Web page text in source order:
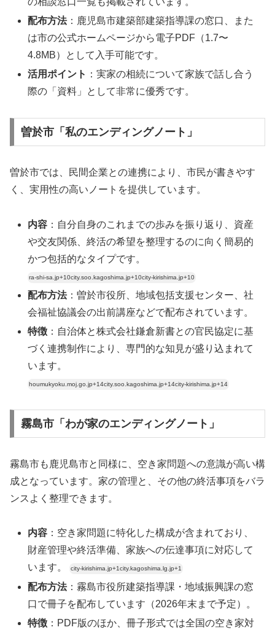
配布方法：鹿児島市建築部建築指導課の窓口、また
は市の公式ホームページから電子PDF（1.7〜
4.8MB）として入手可能です。
活用ポイント ：実家の相続について家族で話し合う
際の「資料」として非常に優秀です。
曽於市「私のエンディングノート」
曽於市では、民間企業との連携により、市民が書きやす
く、実用性の高いノートを提供しています。
内容 ：自分自身のこれまでの歩みを振り返り、資産
や交友関係、終活の希望を整理するのに向く簡易的
かつ包括的なタイプです。
ra-shi-sa.jp+10city.soo.kagoshima.jp+10city-kirishima.jp+10
配布方法：曽於市役所、地域包括支援センター、社
会福祉協議会の出前講座などで配布されています。
特徴 ：自治体と株式会社鎌倉新書との官民協定に基
づく連携制作により、専門的な知見が盛り込まれて
います。
houmukyoku.moj.go.jp+14city.soo.kagoshima.jp+14city-kirishima.jp+14
霧島市「わが家のエンディングノート」
霧島市も鹿児島市と同様に、空き家問題への意識が高い構
成となっています。家の管理と、その他の終活事項をバラ
ンスよく整理できます。
内容 ：空き家問題に特化した構成が含まれており、
財産管理や終活準備、家族への伝達事項に対応して
います。
city-kirishima.jp+1city.kagoshima.lg.jp+1
配布方法：霧島市役所建築指導課・地域振興課の窓
口で冊子を配布しています（2026年末まで予定）。
特徴 ：PDF版のほか、冊子形式では全国の空き家対